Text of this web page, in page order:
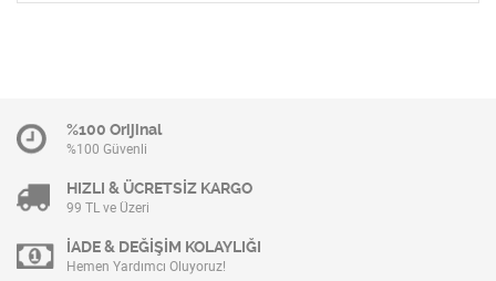
%100 Orijinal
%100 Güvenli
HIZLI & ÜCRETSİZ KARGO
99 TL ve Üzeri
İADE & DEĞİŞİM KOLAYLIĞI
Hemen Yardımcı Oluyoruz!